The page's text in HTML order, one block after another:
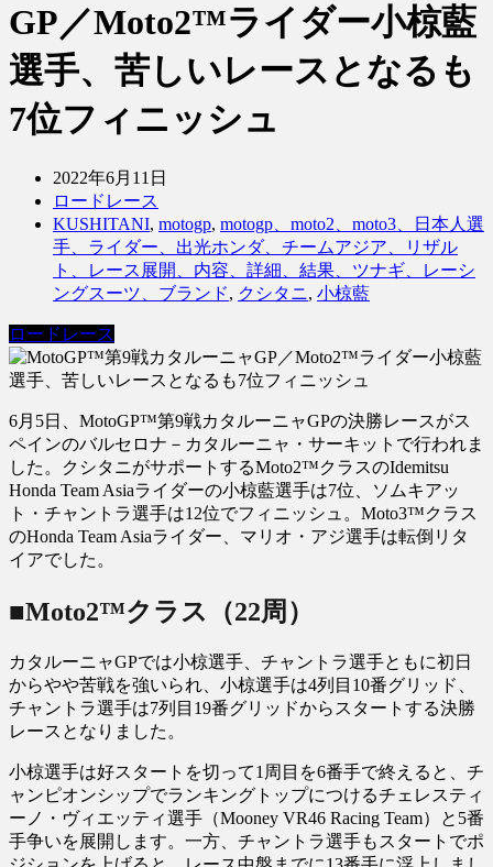
GP／Moto2™ライダー小椋藍
選手、苦しいレースとなるも
7位フィニッシュ
2022年6月11日
ロードレース
KUSHITANI, motogp, motogp、moto2、moto3、日本人選
手、ライダー、出光ホンダ、チームアジア、リザル
ト、レース展開、内容、詳細、結果、ツナギ、レーシ
ングスーツ、ブランド, クシタニ, 小椋藍
ロードレース
6月5日、MotoGP™第9戦カタルーニャGPの決勝レースがス
ペインのバルセロナ－カタルーニャ・サーキットで行われま
した。クシタニがサポートするMoto2™クラスのIdemitsu
Honda Team Asiaライダーの小椋藍選手は7位、ソムキアッ
ト・チャントラ選手は12位でフィニッシュ。Moto3™クラス
のHonda Team Asiaライダー、マリオ・アジ選手は転倒リタ
イアでした。
■Moto2™クラス（22周）
カタルーニャGPでは小椋選手、チャントラ選手ともに初日
からやや苦戦を強いられ、小椋選手は4列目10番グリッド、
チャントラ選手は7列目19番グリッドからスタートする決勝
レースとなりました。
小椋選手は好スタートを切って1周目を6番手で終えると、チ
ャンピオンシップでランキングトップにつけるチェレスティ
ーノ・ヴィエッティ選手（Mooney VR46 Racing Team）と5番
手争いを展開します。一方、チャントラ選手もスタートでポ